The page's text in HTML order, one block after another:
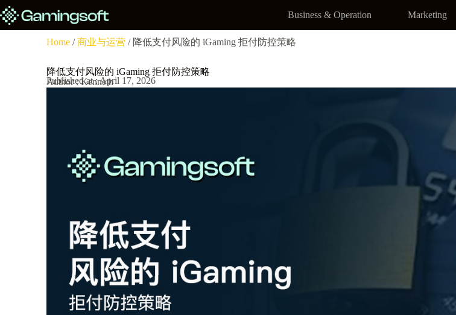
Business & Operation Marketing
Home /商业与运营 / 降低支付风险的 iGaming 拒付防控策略
降低支付风险的 iGaming 拒付防控策略
Author : Kenneth
Published at : April 17, 2026